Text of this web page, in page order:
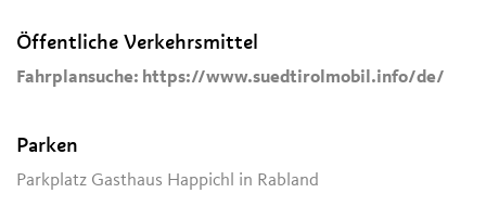
Öffentliche Verkehrsmittel
Fahrplansuche: https://www.suedtirolmobil.info/de/
Parken
Parkplatz Gasthaus Happichl in Rabland